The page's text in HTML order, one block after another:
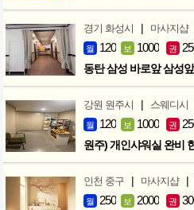
경기 화성시 | 마사지샵
월 120 보 1000 권
동탄 삼성 바로앞 삼성
강원 원주시 | 스웨디시
월 120 보 1000 권
원주) 개인샤워실 완비
인천 중구 | 마사지샵 |
월 250 보 2000 권